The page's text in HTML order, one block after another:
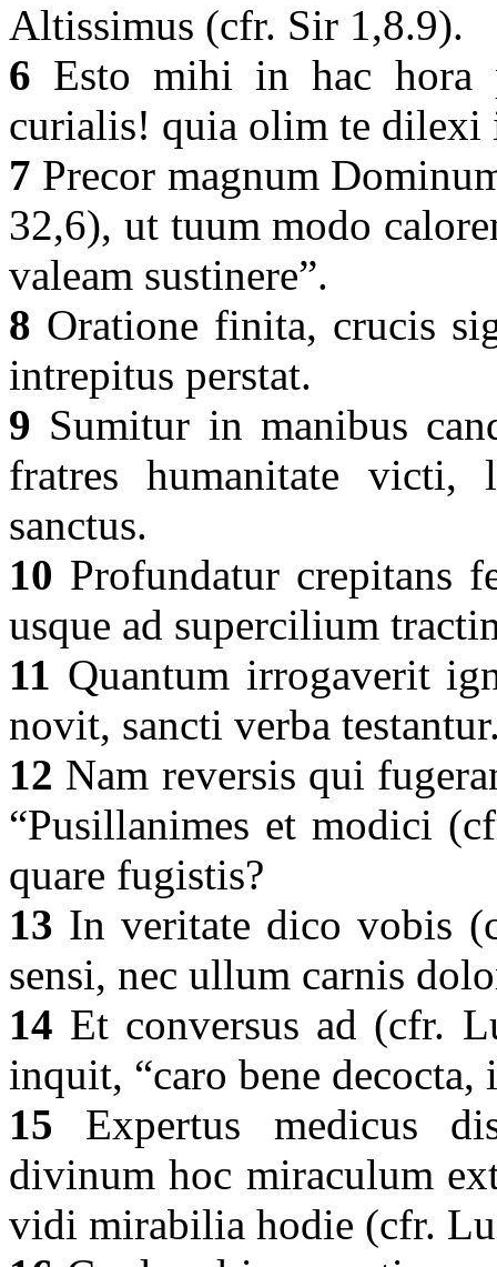
Altissimus (cfr. Sir 1,8.9).
6 Esto mihi in hac hora
curialis! quia olim te
7 Precor magnum
32,6), ut tuum modo
valeam sustinere”.
8 Oratione finita, crucis
intrepitus perstat.
9 Sumitur in manibus
fratres humanitate victi,
sanctus.
10 Profundatur crepitans
usque ad supercilium
11 Quantum irrogaverit
novit, sancti verba
12 Nam reversis qui
“Pusillanimes et modici
quare fugistis?
13 In veritate dico vobis
sensi, nec ullum carnis
14 Et conversus ad (cfr.
inquit, “caro bene
15 Expertus medicus
divinum hoc miraculum
vidi mirabilia hodie (cfr.